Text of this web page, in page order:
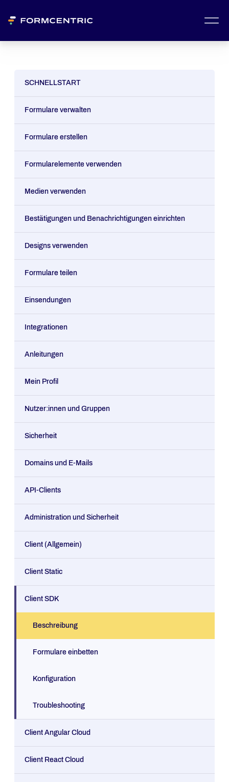
SCHNELLSTART
Formulare verwalten
Formulare erstellen
Formularelemente verwenden
Medien verwenden
Bestätigungen und Benachrichtigungen einrichten
Designs verwenden
Formulare teilen
Einsendungen
Integrationen
Anleitungen
Mein Profil
Nutzer:innen und Gruppen
Sicherheit
Domains und E-Mails
API-Clients
Administration und Sicherheit
Client (Allgemein)
Client Static
Client SDK
Beschreibung
Formulare einbetten
Konfiguration
Troubleshooting
Client Angular Cloud
Client React Cloud